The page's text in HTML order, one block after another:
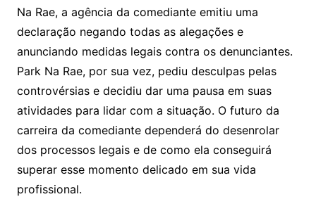
Na Rae, a agência da comediante emitiu uma
declaração negando todas as alegações e
anunciando medidas legais contra os denunciantes.
Park Na Rae, por sua vez, pediu desculpas pelas
controvérsias e decidiu dar uma pausa em suas
atividades para lidar com a situação. O futuro da
carreira da comediante dependerá do desenrolar
dos processos legais e de como ela conseguirá
superar esse momento delicado em sua vida
profissional.